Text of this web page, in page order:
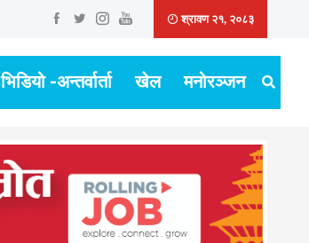
श्रावण २१, २०८३
भिडियो -अन्तर्वार्ता खेल मनोरञ्जन